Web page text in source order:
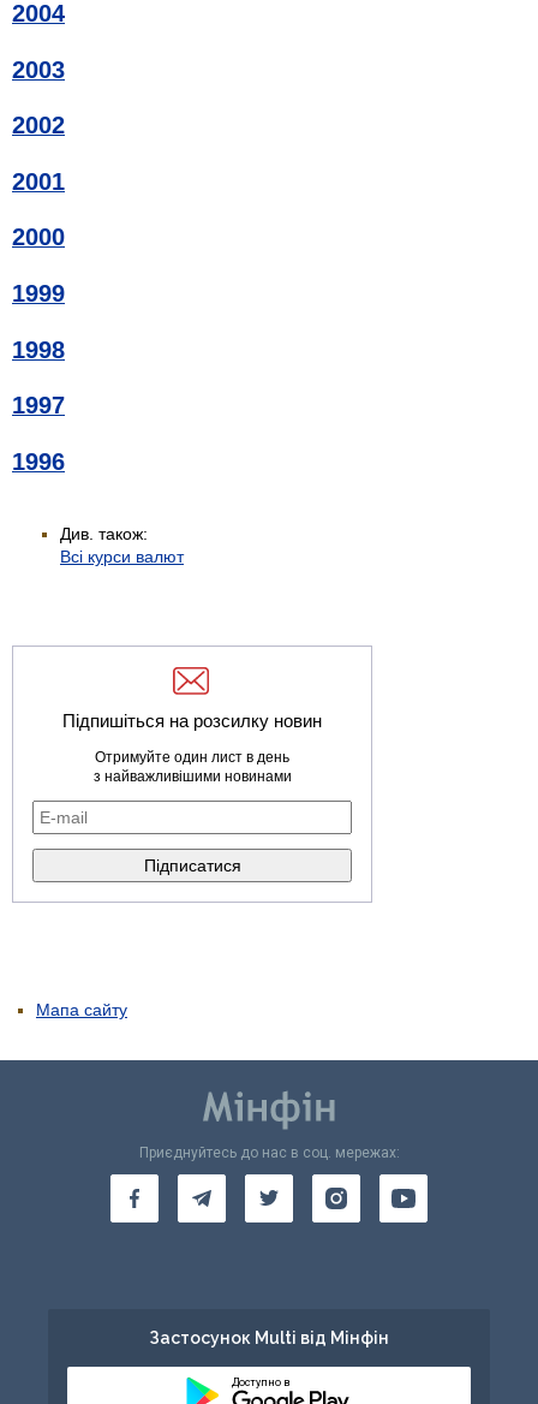
2004
2003
2002
2001
2000
1999
1998
1997
1996
Див. також:
Всі курси валют
Підпишіться на розсилку новин
Отримуйте один лист в день
з найважливішими новинами
Мапа сайту
Приєднуйтесь до нас в соц. мережах:
Застосунок Multi від Мінфін
Доступно в